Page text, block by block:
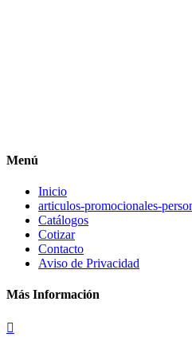
Menú
Inicio
articulos-promocionales-
Catálogos
Cotizar
Contacto
Aviso de Privacidad
Más Información
